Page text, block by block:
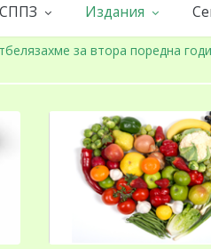
Издания
за втора поредна